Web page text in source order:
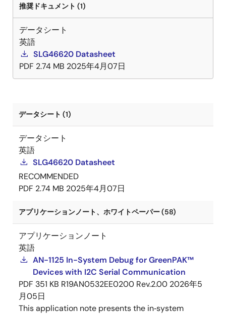
推奨ドキュメント (1)
データシート
英語
SLG46620 Datasheet
PDF 2.74 MB 2025年4月07日
データシート (1)
データシート
英語
SLG46620 Datasheet
RECOMMENDED
PDF 2.74 MB 2025年4月07日
アプリケーションノート、ホワイトペーパー (58)
アプリケーションノート
英語
AN-1125 In-System Debug for GreenPAK™
Devices with I2C Serial Communication
PDF 351 KB R19AN0532EE0200 Rev.2.00 2026年5
月05日
This application note presents the in‑system